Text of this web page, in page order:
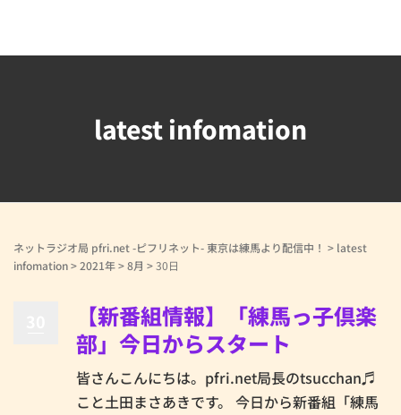
latest infomation
ネットラジオ局 pfri.net -ピフリネット- 東京は練馬より配信中！ > latest
infomation>2021年>8月 >30日
【新番組情報】「練馬っ子倶楽
部」今日からスタート
皆さんこんにちは。pfri.net局長のtsucchan♬
こと土田まさあきです。 今日から新番組「練馬